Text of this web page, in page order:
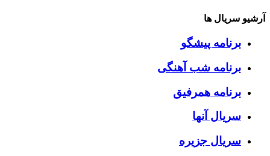
آرشیو سریال ها
برنامه پیشگو
برنامه شب آهنگی
برنامه همرفیق
سریال آنها
سریال جزیره